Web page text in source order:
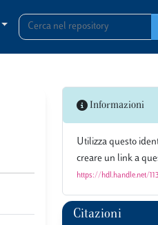
Informazioni
Utilizza questo
creare un link a
https://hdl.handle.net/
Citazioni